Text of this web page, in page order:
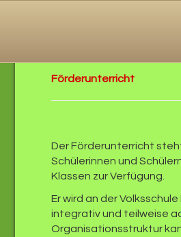
Förderunterricht
Der Förderunterricht
Schülerinnen und
Klassen zur Verfügung.
Er wird an der
integrativ und teilweise
Organisationsstruktur